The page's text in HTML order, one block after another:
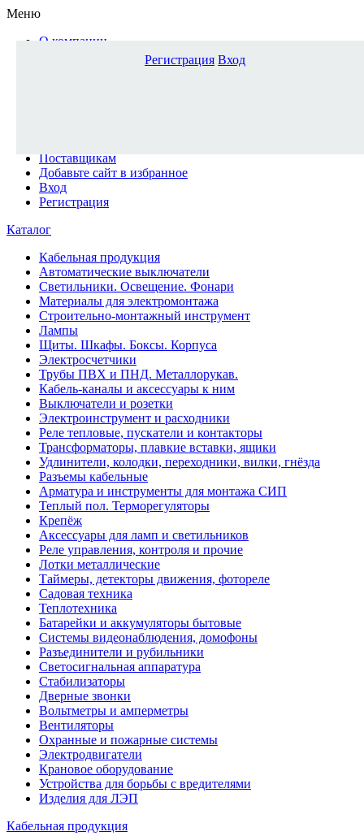
Меню
О компании
Поставщикам
Добавьте сайт в избранное
Вход
Регистрация
Каталог
Кабельная продукция
Автоматические выключатели
Светильники. Освещение. Фонари
Материалы для электромонтажа
Строительно-монтажный инструмент
Лампы
Щиты. Шкафы. Боксы. Корпуса
Электросчетчики
Трубы ПВХ и ПНД. Металлорукав.
Кабель-каналы и аксессуары к ним
Выключатели и розетки
Электроинструмент и расходники
Реле тепловые, пускатели и контакторы
Трансформаторы, плавкие вставки, ящики
Удлинители, колодки, переходники, вилки, гнёзда
Разъемы кабельные
Арматура и инструменты для монтажа СИП
Теплый пол. Терморегуляторы
Крепёж
Аксессуары для ламп и светильников
Реле управления, контроля и прочие
Лотки металлические
Таймеры, детекторы движения, фотореле
Садовая техника
Теплотехника
Батарейки и аккумуляторы бытовые
Системы видеонаблюдения, домофоны
Разъединители и рубильники
Светосигнальная аппаратура
Стабилизаторы
Дверные звонки
Вольтметры и амперметры
Вентиляторы
Охранные и пожарные системы
Электродвигатели
Крановое оборудование
Устройства для борьбы с вредителями
Изделия для ЛЭП
Кабельная продукция
Регистрация Вход